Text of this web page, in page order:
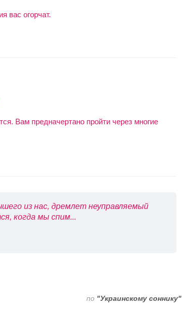
вас огорчат.
Вам предначертано пройти через многие
из нас, дремлет неуправляемый
когда мы спим...
по "Украинскому соннику"